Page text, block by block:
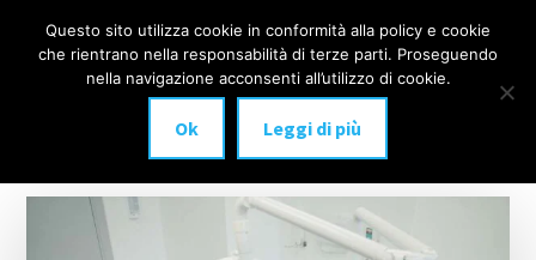
Additional
menu
IMPLANTOLOGIA
DENTALE
anche
Menu
Questo sito utilizza cookie in conformità alla policy e cookie
che rientrano nella responsabilità di terze parti. Proseguendo
nella navigazione acconsenti all’utilizzo di cookie.
Ok Leggi di più